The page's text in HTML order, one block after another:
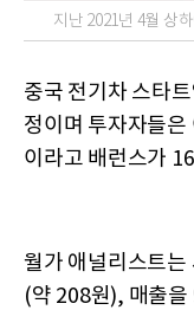
지난 2021년 4월 상
중국 전기차 스타
정이며 투자자들은
이라고 배런스가
월가 애널리스트는
(약 208원), 매출